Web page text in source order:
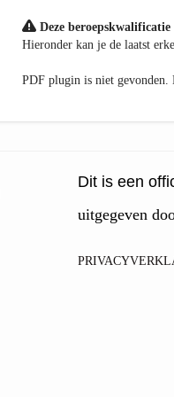
Deze beroepskwalificatie
Hieronder kan je de laatst
PDF plugin is niet gevonden.
Dit is een
uitgegeven